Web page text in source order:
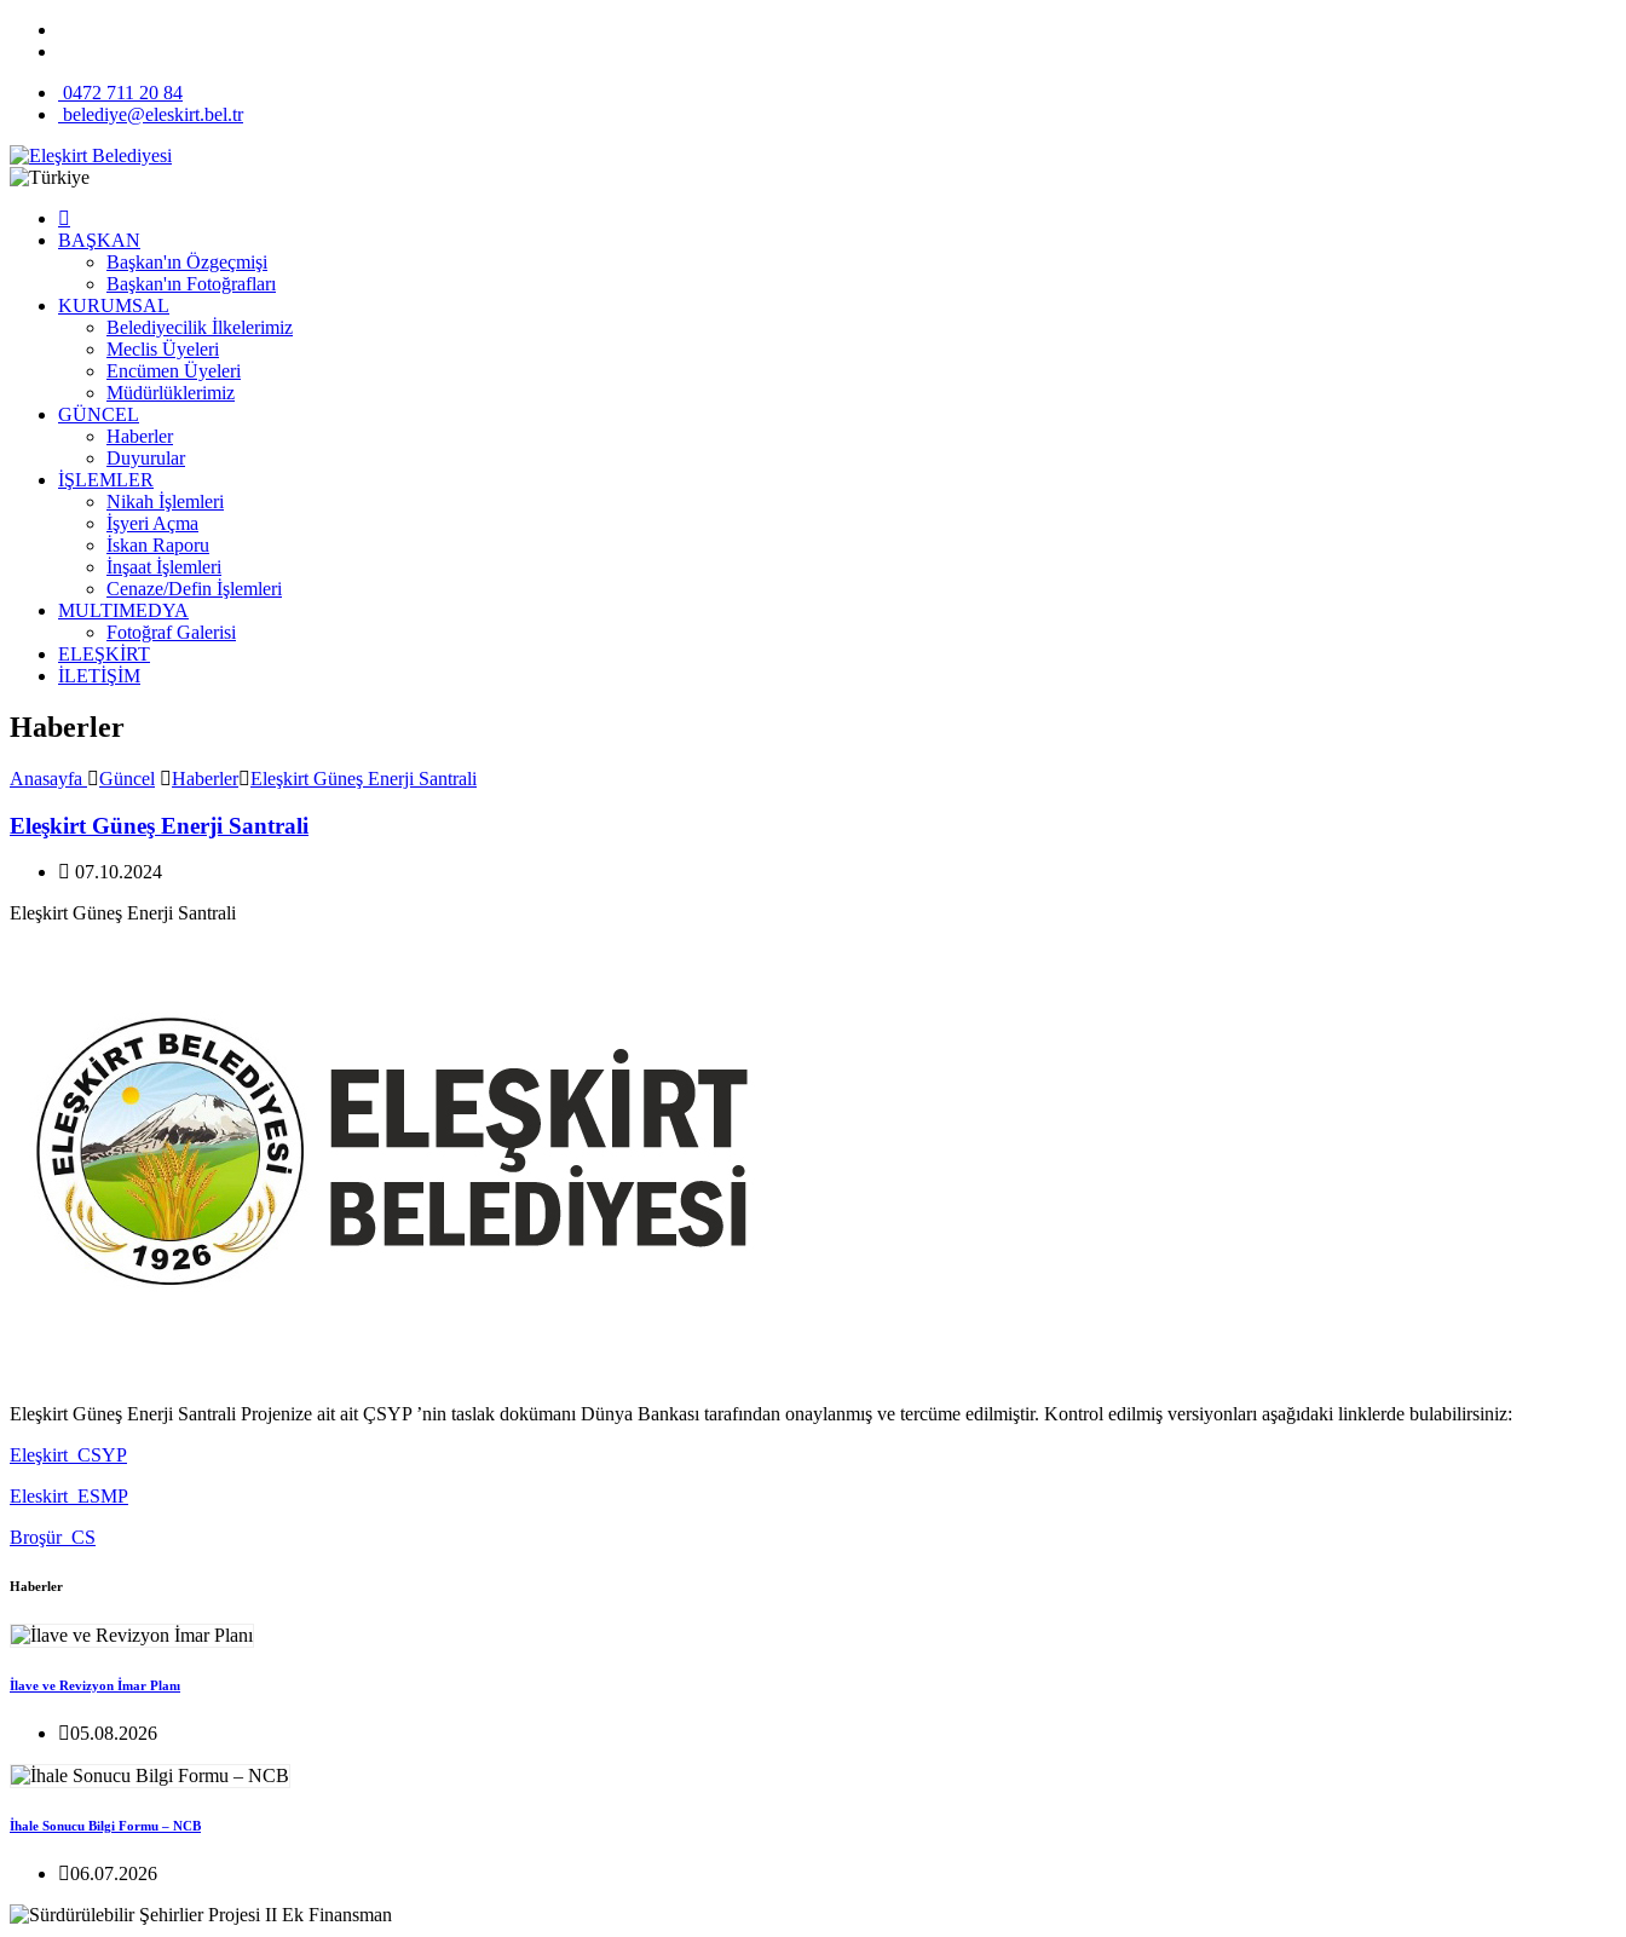
0472 711 20 84
belediye@eleskirt.bel.tr
BAŞKAN
Başkan'ın Özgeçmişi
Başkan'ın Fotoğrafları
KURUMSAL
Belediyecilik İlkelerimiz
Meclis Üyeleri
Encümen Üyeleri
Müdürlüklerimiz
GÜNCEL
Haberler
Duyurular
İŞLEMLER
Nikah İşlemleri
İşyeri Açma
İskan Raporu
İnşaat İşlemleri
Cenaze/Defin İşlemleri
MULTIMEDYA
Fotoğraf Galerisi
ELEŞKİRT
İLETİŞİM
Haberler
Anasayfa Güncel Haberler Eleşkirt Güneş Enerji Santrali
Eleşkirt Güneş Enerji Santrali
07.10.2024
Eleşkirt Güneş Enerji Santrali
Eleşkirt Güneş Enerji Santrali Projenize ait ait ÇSYP ’nin taslak dokümanı Dünya Bankası tarafından onaylanmış ve tercüme edilmiştir. Kontrol edilmiş versiyonları aşağıdaki linklerde bulabilirsiniz:
Eleşkirt_CSYP
Eleskirt_ESMP
Broşür_CS
Haberler
İlave ve Revizyon İmar Planı
05.08.2026
İhale Sonucu Bilgi Formu – NCB
06.07.2026